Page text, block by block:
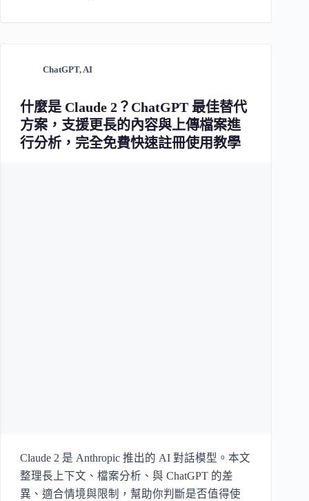
ChatGPT, AI
什麼是 Claude 2？ChatGPT 最佳替代
方案，支援更長的內容與上傳檔案進
行分析，完全免費快速註冊使用教學
Claude 2 是 Anthropic 推出的 AI 對話模型。本文
整理長上下文、檔案分析、與 ChatGPT 的差
異、適合情境與限制，幫助你判斷是否值得使